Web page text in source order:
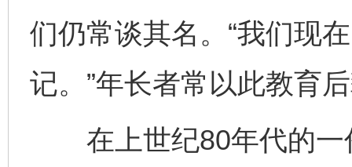
们仍常谈其名。“我们现
记。”年长者常以此教育
在上世纪80年代的一